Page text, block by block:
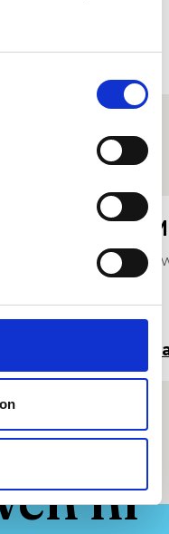
cefnogol a chreadigol
ni